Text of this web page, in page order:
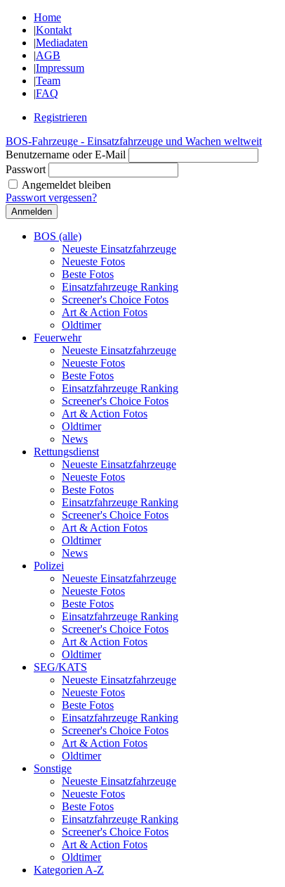
Home
|Kontakt
|Mediadaten
|AGB
|Impressum
|Team
|FAQ
Registrieren
BOS-Fahrzeuge - Einsatzfahrzeuge und Wachen weltweit
Benutzername oder E-Mail
Passwort
Angemeldet bleiben
Passwort vergessen?
BOS (alle)
Neueste Einsatzfahrzeuge
Neueste Fotos
Beste Fotos
Einsatzfahrzeuge Ranking
Screener's Choice Fotos
Art & Action Fotos
Oldtimer
Feuerwehr
Neueste Einsatzfahrzeuge
Neueste Fotos
Beste Fotos
Einsatzfahrzeuge Ranking
Screener's Choice Fotos
Art & Action Fotos
Oldtimer
News
Rettungsdienst
Neueste Einsatzfahrzeuge
Neueste Fotos
Beste Fotos
Einsatzfahrzeuge Ranking
Screener's Choice Fotos
Art & Action Fotos
Oldtimer
News
Polizei
Neueste Einsatzfahrzeuge
Neueste Fotos
Beste Fotos
Einsatzfahrzeuge Ranking
Screener's Choice Fotos
Art & Action Fotos
Oldtimer
SEG/KATS
Neueste Einsatzfahrzeuge
Neueste Fotos
Beste Fotos
Einsatzfahrzeuge Ranking
Screener's Choice Fotos
Art & Action Fotos
Oldtimer
Sonstige
Neueste Einsatzfahrzeuge
Neueste Fotos
Beste Fotos
Einsatzfahrzeuge Ranking
Screener's Choice Fotos
Art & Action Fotos
Oldtimer
Kategorien A-Z